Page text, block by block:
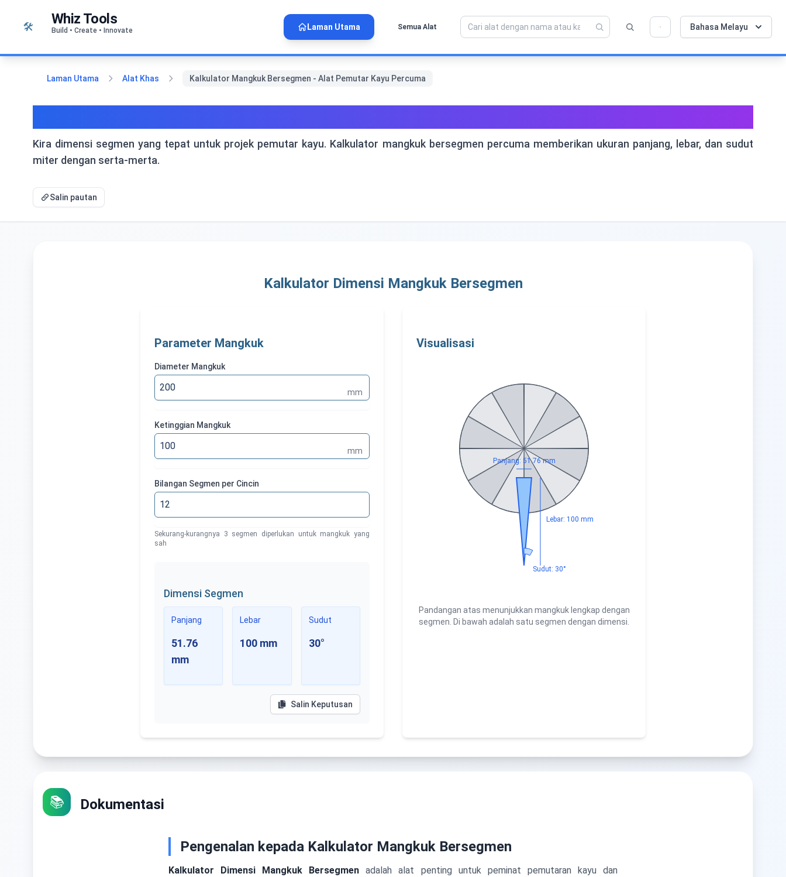
🛠️ Whiz Tools
Build • Create • Innovate Laman Utama Semua Alat Bahasa Melayu
Laman Utama Alat Khas Kalkulator Mangkuk Bersegmen - Alat Pemutar Kayu Percuma
Kira dimensi segmen yang tepat untuk projek pemutar kayu. Kalkulator mangkuk bersegmen percuma memberikan ukuran panjang, lebar, dan sudut
miter dengan serta-merta.
Salin pautan
Kalkulator Dimensi Mangkuk Bersegmen
Parameter Mangkuk
Diameter Mangkuk
mm
Ketinggian Mangkuk
mm
Bilangan Segmen per Cincin
Sekurang-kurangnya 3 segmen diperlukan untuk mangkuk yang
sah
Dimensi Segmen
Panjang
51.76
mm
Lebar
100 mm
Sudut
30°
Salin Keputusan
Visualisasi
Panjang: 51.76 mm
Lebar: 100 mm
Sudut: 30°
Pandangan atas menunjukkan mangkuk lengkap dengan
segmen. Di bawah adalah satu segmen dengan dimensi.
📚 Dokumentasi
Pengenalan kepada Kalkulator Mangkuk Bersegmen
Kalkulator Dimensi Mangkuk Bersegmen adalah alat penting untuk peminat pemutaran kayu dan
💡 Sukakan alat ini? Bantu kami menjadikannya
lebih baik lagi!
Klik untuk membuka →